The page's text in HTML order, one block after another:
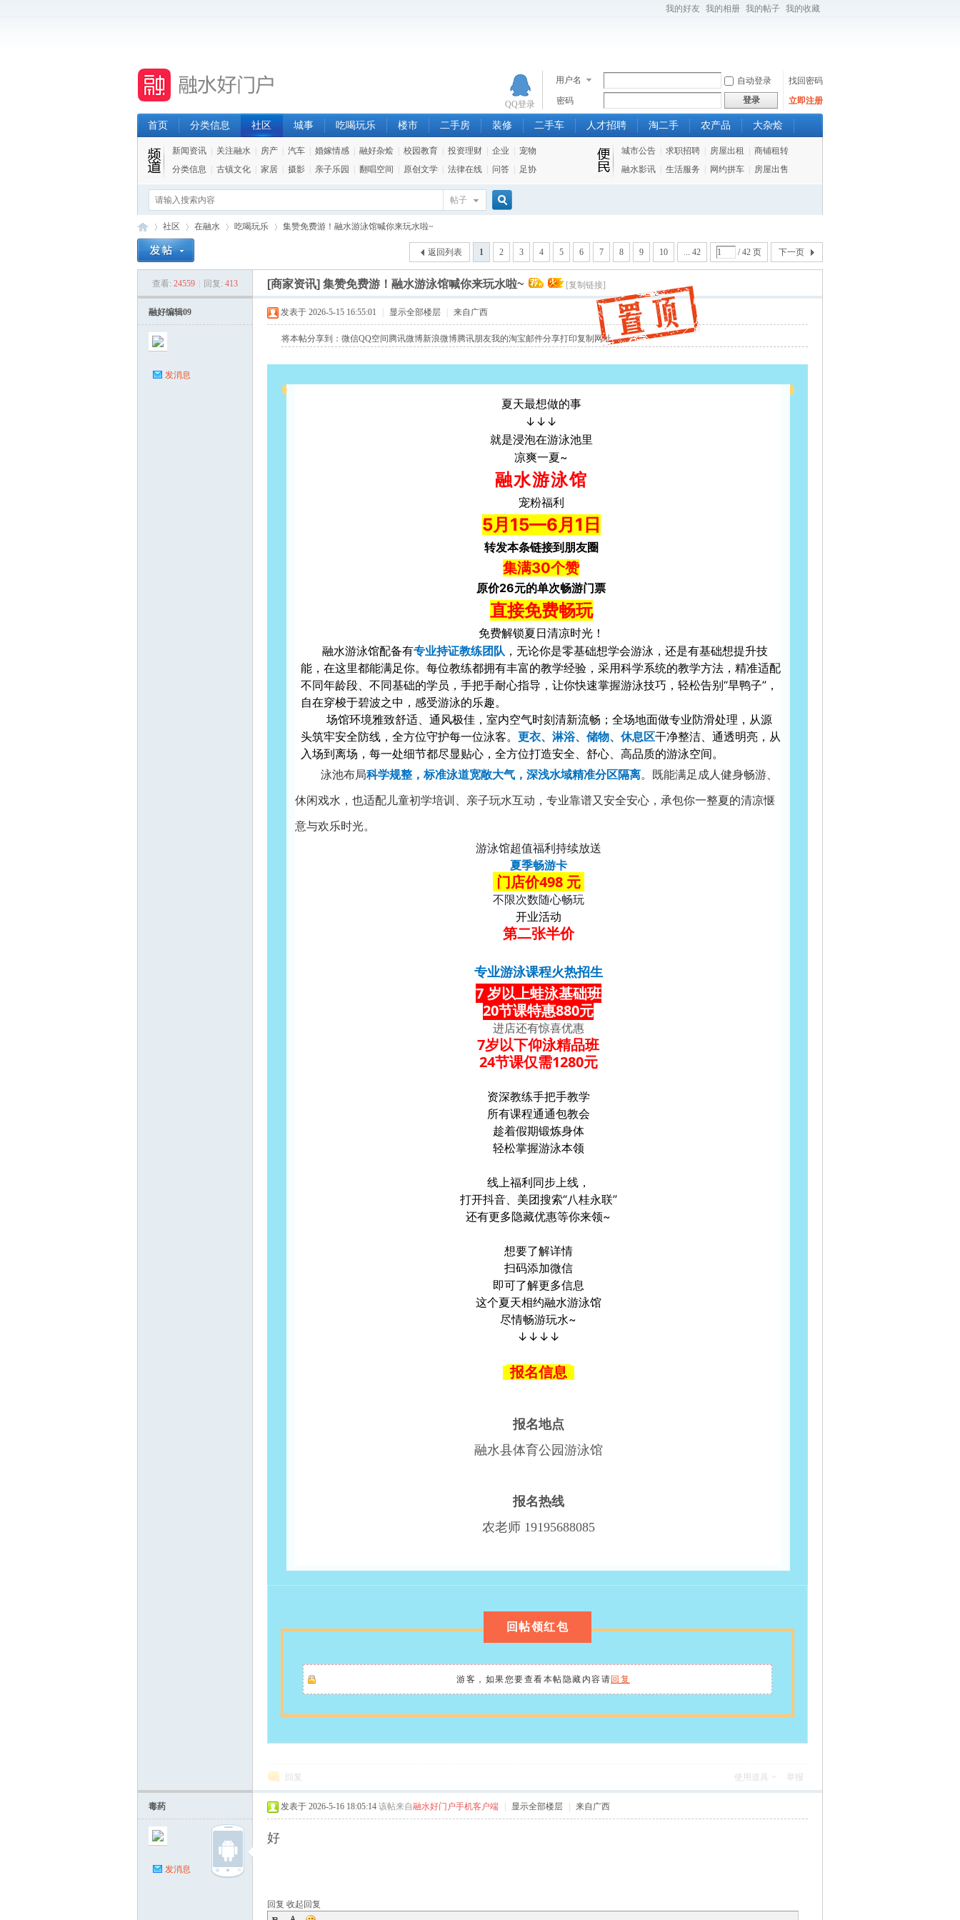
我的好友 我的相册 我的帖子 我的收藏
用户名 自动登录
找回密码
密码
登录 立即注册
QQ登录
首页 分类信息 社区 城事 吃喝玩乐 楼市 二手房 装修 二手车 人才招聘 淘二手 农产品 大杂烩
新闻资讯 关注融水 房产 汽车 婚嫁情感 融好杂烩 校园教育 投资理财 企业 宠物 城市公告 求职招聘 房屋出租
商铺租转
分类信息
古镇文化 家居 摄影 亲子乐园 翻唱空间 原创文学 法律在线 问答 足协 融水影讯 生活服务 网约拼车 房屋出售
帖子
索
»
社区
›
在融水
›
吃喝玩乐
›
集赞免费游！融水游泳馆喊你来玩水啦~
1 2 3 4 5 6 7 8 9 10 ... 42 / 42 页 下一页
返回列表
查看: 24559 回复: 413 [商家资讯] 集赞免费游！融水游泳馆喊你来玩水啦~ [复制链接]
融好编辑09
发消息
发表于 2026-5-15 16:55:01 显示全部楼层 来自广西
将本帖分享到： 微信QQ空间 腾讯微博新浪微博腾讯朋友我的淘宝邮件分享打印复制网址
夏天最想做的事
↓↓↓
就是浸泡在游泳池里
凉爽一夏~
融水游泳馆
宠粉福利
5月15—6月1日
转发本条链接到朋友圈
集满30个赞
原价26元的单次畅游门票
直接免费畅玩
免费解锁夏日清凉时光！
融水游泳馆配备有专业持证教练团队 ，无论你是零基础想学会游泳，还是有基础想提升技
能，在这里都能满足你。每位教练都拥有丰富的教学经验，采用科学系统的教学方法，精准适配
不同年龄段、不同基础的学员，手把手耐心指导，让你快速掌握游泳技巧，轻松告别“旱鸭子”，
自在穿梭于碧波之中，感受游泳的乐趣。
场馆环境雅致舒适、通风极佳，室内空气时刻清新流畅；全场地面做专业防滑处理，从源
头筑牢安全防线，全方位守护每一位泳客。更衣、淋浴、储物、休息区干净整洁、通透明亮，从
入场到离场，每一处细节都尽显贴心，全方位打造安全、舒心、高品质的游泳空间。
泳池布局科学规整，标准泳道宽敞大气，深浅水域精准分区隔离。既能满足成人健身畅游、
休闲戏水，也适配儿童初学培训、亲子玩水互动，专业靠谱又安全安心，承包你一整夏的清凉惬
意与欢乐时光。
游泳馆超值福利持续放送
夏季畅游卡
门店价498 元
不限次数随心畅玩
开业活动
第二张半价
专业游泳课程火热招生
7 岁以上蛙泳基础班
20节课特惠880元
进店还有惊喜优惠
7岁以下仰泳精品班
24节课仅需1280元
资深教练手把手教学
所有课程通通包教会
趁着假期锻炼身体
轻松掌握游泳本领
线上福利同步上线，
打开抖音、美团搜索“八桂永联”
还有更多隐藏优惠等你来领~
想要了解详情
扫码添加微信
即可了解更多信息
这个夏天相约融水游泳馆
尽情畅游玩水~
↓↓↓↓
报名信息
报名地点
融水县体育公园游泳馆
报名热线
农老师 19195688085
回帖领红包
游客，如果您要查看本帖隐藏内容请 回复
回复 使用道具 举报
毒药
发消息
发表于 2026-5-16 18:05:14 该帖来自融水好门户手机客户端 显示全部楼层 来自广西
好
回复 收起回复